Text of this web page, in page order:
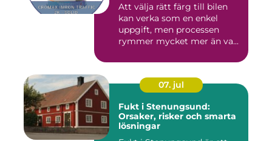
Att välja rätt färg till bilen
kan verka som en enkel
uppgift, men processen
rymmer mycket mer än va...
07. jul
Fukt i Stenungsund:
Orsaker, risker och smarta
lösningar